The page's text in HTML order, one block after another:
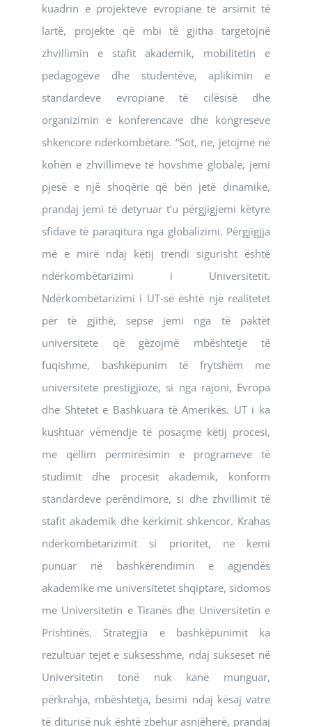
kuadrin e projekteve evropiane të arsimit të
lartë, projekte që mbi të gjitha targetojnë
zhvillimin e stafit akademik, mobilitetin e
pedagogëve dhe studentëve, aplikimin e
standardeve evropiane të cilësisë dhe
organizimin e konferencave dhe kongreseve
shkencore ndërkombëtare. “Sot, ne, jetojmë në
kohën e zhvillimeve të hovshme globale, jemi
pjesë e një shoqërie që bën jetë dinamike,
prandaj jemi të detyruar t’u përgjigjemi këtyre
sfidave të paraqitura nga globalizimi. Përgjigjja
më e mirë ndaj këtij trendi sigurisht është
ndërkombëtarizimi i Universitetit.
Ndërkombëtarizimi i UT-së është një realitetet
për të gjithë, sepse jemi nga të paktët
universitete që gëzojmë mbështetje të
fuqishme, bashkëpunim të frytshëm me
universitete prestigjioze, si nga rajoni, Evropa
dhe Shtetet e Bashkuara të Amerikës. UT i ka
kushtuar vëmendje të posaçme këtij procesi,
me qëllim përmirësimin e programeve të
studimit dhe procesit akademik, konform
standardeve perëndimore, si dhe zhvillimit të
stafit akademik dhe kërkimit shkencor. Krahas
ndërkombëtarizimit si prioritet, ne kemi
punuar në bashkërendimin e agjendës
akademike me universitetet shqiptare, sidomos
me Universitetin e Tiranës dhe Universitetin e
Prishtinës. Strategjia e bashkëpunimit ka
rezultuar tejet e suksesshme, ndaj sukseset në
Universitetin tonë nuk kanë munguar,
përkrahja, mbështetja, besimi ndaj kësaj vatre
të diturisë nuk është zbehur asnjëherë, prandaj